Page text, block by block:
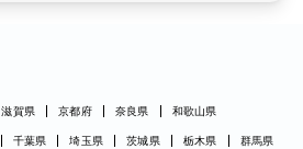
滋賀県 京都府 奈良県 和歌山県
千葉県 埼玉県 茨城県 栃木県 群馬県